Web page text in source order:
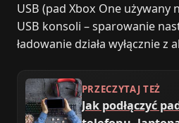
USB (pad Xbox One używany
USB konsoli – sparowanie
ładowanie działa wyłącznie z
PRZECZYTAJ TEŻ
Jak podłączyć